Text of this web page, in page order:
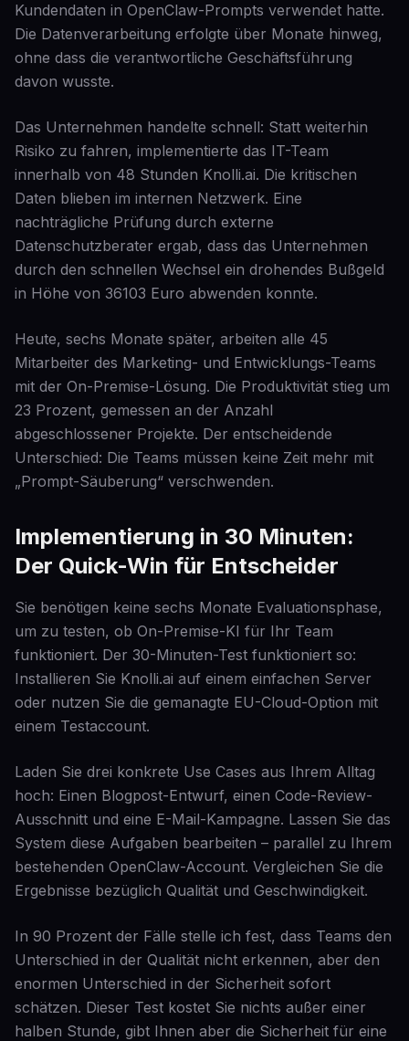
Kundendaten in OpenClaw-Prompts verwendet hatte.
Die Datenverarbeitung erfolgte über Monate hinweg,
ohne dass die verantwortliche Geschäftsführung
davon wusste.
Das Unternehmen handelte schnell: Statt weiterhin
Risiko zu fahren, implementierte das IT-Team
innerhalb von 48 Stunden Knolli.ai. Die kritischen
Daten blieben im internen Netzwerk. Eine
nachträgliche Prüfung durch externe
Datenschutzberater ergab, dass das Unternehmen
durch den schnellen Wechsel ein drohendes Bußgeld
in Höhe von 36103 Euro abwenden konnte.
Heute, sechs Monate später, arbeiten alle 45
Mitarbeiter des Marketing- und Entwicklungs-Teams
mit der On-Premise-Lösung. Die Produktivität stieg um
23 Prozent, gemessen an der Anzahl
abgeschlossener Projekte. Der entscheidende
Unterschied: Die Teams müssen keine Zeit mehr mit
„Prompt-Säuberung“ verschwenden.
Implementierung in 30 Minuten:
Der Quick-Win für Entscheider
Sie benötigen keine sechs Monate Evaluationsphase,
um zu testen, ob On-Premise-KI für Ihr Team
funktioniert. Der 30-Minuten-Test funktioniert so:
Installieren Sie Knolli.ai auf einem einfachen Server
oder nutzen Sie die gemanagte EU-Cloud-Option mit
einem Testaccount.
Laden Sie drei konkrete Use Cases aus Ihrem Alltag
hoch: Einen Blogpost-Entwurf, einen Code-Review-
Ausschnitt und eine E-Mail-Kampagne. Lassen Sie das
System diese Aufgaben bearbeiten – parallel zu Ihrem
bestehenden OpenClaw-Account. Vergleichen Sie die
Ergebnisse bezüglich Qualität und Geschwindigkeit.
In 90 Prozent der Fälle stelle ich fest, dass Teams den
Unterschied in der Qualität nicht erkennen, aber den
enormen Unterschied in der Sicherheit sofort
schätzen. Dieser Test kostet Sie nichts außer einer
halben Stunde, gibt Ihnen aber die Sicherheit für eine